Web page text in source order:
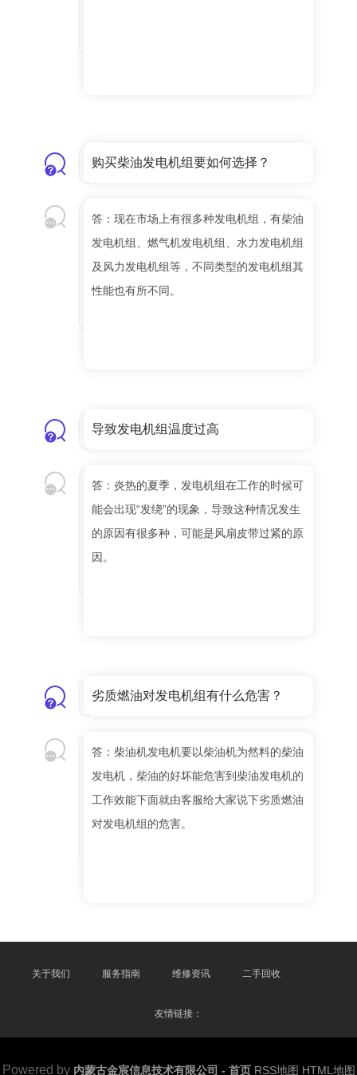
购买柴油发电机组要如何选择？
答：现在市场上有很多种发电机组，有柴油
发电机组、燃气机发电机组、水力发电机组
及风力发电机组等，不同类型的发电机组其
性能也有所不同。
导致发电机组温度过高
答：炎热的夏季，发电机组在工作的时候可
能会出现“发绕”的现象，导致这种情况发生
的原因有很多种，可能是风扇皮带过紧的原
因。
劣质燃油对发电机组有什么危害？
答：柴油机发电机要以柴油机为然料的柴油
发电机，柴油的好坏能危害到柴油发电机的
工作效能下面就由客服给大家说下劣质燃油
对发电机组的危害。
关于我们 服务指南 维修资讯 二手回收
友情链接：
Powered by 内蒙古金宸信息技术有限公司 - 首页 RSS地图 HTML地图